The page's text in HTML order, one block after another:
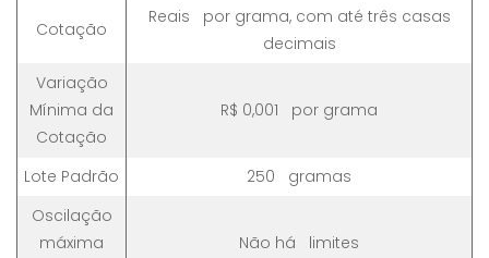
Cotação
Reais por grama, com até três casas
decimais
Variação
Mínima da
Cotação
R$ 0,001 por grama
Lote Padrão
250 gramas
Oscilação
máxima
Não há limites